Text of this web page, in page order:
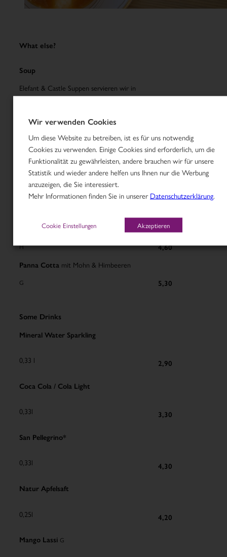
What else?
Soup
Elefant & Castle Suppen servieren wir in
Kombination mit einem Curry oder Sandwich auch
noch genügend Platz für unsere Desserts.
Karotten-Erdnuss-Ingwer Suppe
5,60
Homemade Sweet Treats
Königsdattelmit Pistaziencreme
ind. Buttertoffee
H
4,60
Panna Cotta mit Mohn & Himbeeren
G 5,30
Some Drinks
Mineral Water Sparkling
0,33 l 2,90
Coca Cola / Cola Light
0,33l 3,30
San Pellegrino*
0,33l 4,30
Natur Apfelsaft
0,25l 4,20
Mango Lassi G
Wir verwenden Cookies
Um diese Website zu betreiben, ist es für uns notwendig
Cookies zu verwenden. Einige Cookies sind erforderlich, um die
Funktionalität zu gewährleisten, andere brauchen wir für unsere
Statistik und wieder andere helfen uns Ihnen nur die Werbung
anzuzeigen, die Sie interessiert.
Mehr Informationen finden Sie in unsererDatenschutzerklärung
Cookie Einstellungen Akzeptieren
AKTUELLE INFO:
-----Wir machen Sommerpause: von 06.07. - 17.08.2026
geschlossen !!!!-------